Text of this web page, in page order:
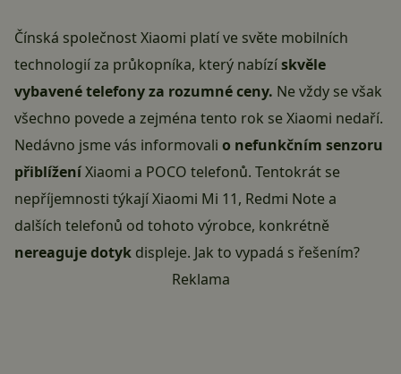
Čínská společnost Xiaomi platí ve světe mobilních
technologií za průkopníka, který nabízískvěle
vybavené telefony za rozumné ceny. Ne vždy se však
všechno povede a zejména tento rok se Xiaomi nedaří.
Nedávno jsme vás informovali o nefunkčním senzoru
přiblíženíXiaomi a POCO telefonů. Tentokrát se
nepříjemnosti týkají Xiaomi Mi 11, Redmi Note a
dalších telefonů od tohoto výrobce, konkrétně
nereaguje dotyk displeje. Jak to vypadá s řešením?
Reklama